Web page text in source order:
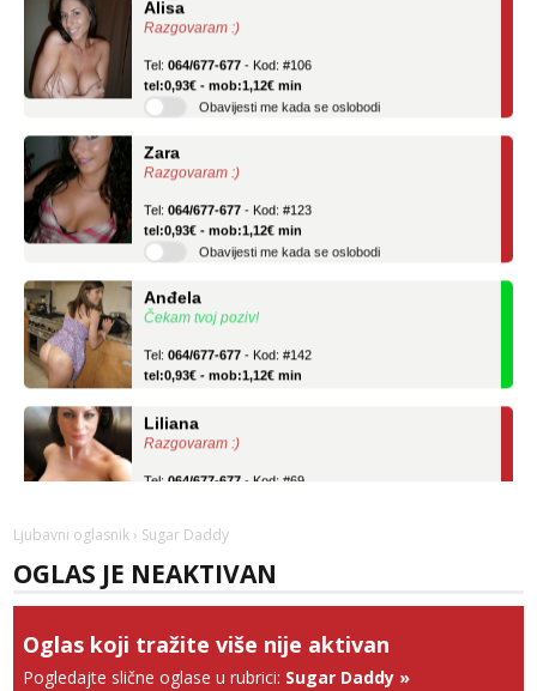
Razgovaram :)
tel:0,93€ - mob:1,12€ min
Obavijesti me kada se oslobodi
Razgovaram :)
tel:0,93€ - mob:1,12€ min
Obavijesti me kada se oslobodi
Čekam tvoj poziv!
tel:0,93€ - mob:1,12€ min
Razgovaram :)
tel:0,93€ - mob:1,12€ min
Razgovaram :)
Tel:064/677-677- Kod: #106
Obavijesti me kada se oslobodi
Ljubavni oglasnik › Sugar Daddy
OGLAS JE NEAKTIVAN
Oglas koji tražite više nije aktivan
Pogledajte slične oglase u rubrici: Sugar Daddy »